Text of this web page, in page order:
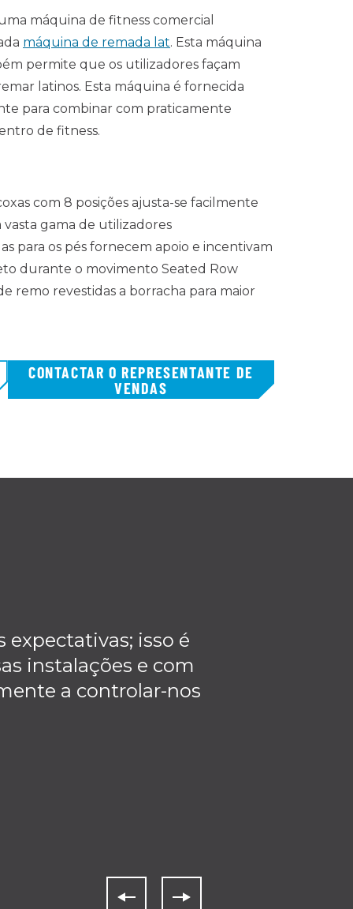
máquina de fitness comercial
máquina de remada lat. Esta máquina
permite que os utilizadores façam
latinos. Esta máquina é fornecida
para combinar com praticamente
de fitness.
com 8 posições ajusta-se facilmente
gama de utilizadores
para os pés fornecem apoio e incentivam
durante o movimento Seated Row
remo revestidas a borracha para maior
CONTACTAR O REPRESENTANTE DE
VENDAS
expectativas; isso é
instalações e com
a controlar-nos